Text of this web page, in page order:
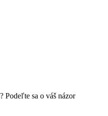
Podeľte sa o váš názor